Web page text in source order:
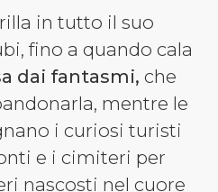
in tutto il suo
fino a quando cala
dai fantasmi, che
mentre le
i curiosi turisti
e i cimiteri per
nascosti nel cuore